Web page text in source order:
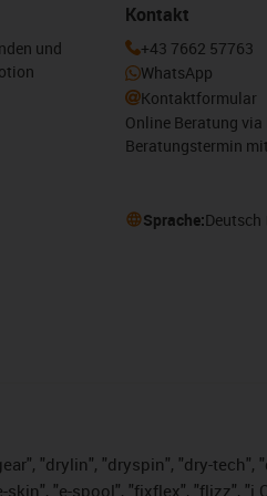
und
Kontakt
+43 7662 57763
WhatsApp
Kontaktformular
Online Beratung
Beratungstermin
Sprache:Deutsch
"drylin", "dryspin", "dry-tech",
"e-spool", "fixflex", "flizz",